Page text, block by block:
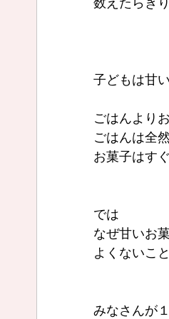
子どもは甘
ごはんより
ごはんは全
お菓子はす
では
なぜ甘いお
よくないこ
みなさんが